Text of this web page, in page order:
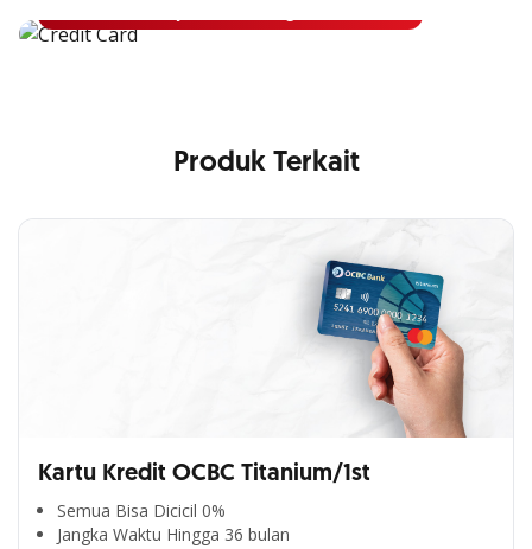
Produk Terkait
Kartu Kredit OCBC Titanium/1st
Semua Bisa Dicicil 0%
Jangka Waktu Hingga 36 bulan